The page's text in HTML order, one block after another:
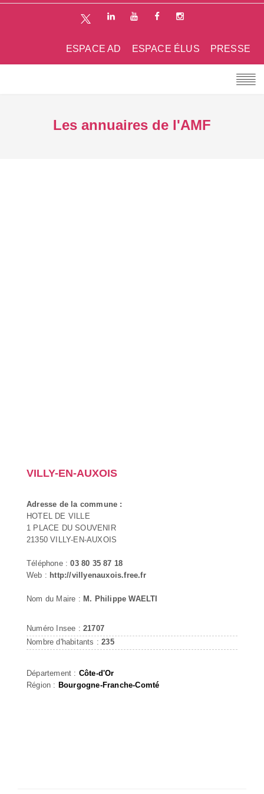
PRESSE
ESPACE ÉLUS
ESPACE AD
Les annuaires de l'AMF
VILLY-EN-AUXOIS
Adresse de la commune :
HOTEL DE VILLE
1 PLACE DU SOUVENIR
21350 VILLY-EN-AUXOIS
Téléphone :03 80 35 87 18
Web : http://villyenauxois.free.fr
Nom du Maire : M. Philippe WAELTI
Numéro Insee : 21707
Nombre d'habitants :235
Département : Côte-d'Or
Région : Bourgogne-Franche-Comté